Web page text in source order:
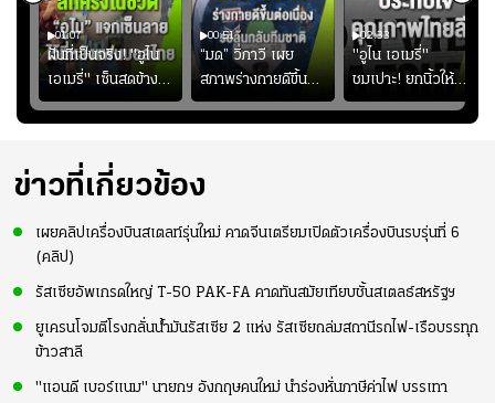
01:07
ฝันที่เป็นจริง! "อูไน
เอเมรี่" เซ็นสดข้าง
รอยสักบนแผ่นหลัง
"คุณเต๊ะ" แฟนพันธุ์
00:51
“มด” วิภาวี เผย
สภาพร่างกายดีขึ้น
อย่างต่อเนื่อง พร้อม
พยายามลงสนามให้
ความมั่นใจ
02:33
"อูไน เอเมรี่"
ชมเปาะ! ยกนิ้วให้
แท็กติกบีจี แฮปปี้
สุดๆ กับการเยือนไทย
ข่าวที่เกี่ยวข้อง
เผยคลิปเครื่องบินสเตลท์รุ่นใหม่ คาดจีนเตรียมเปิดตัวเครื่องบินรบรุ่นที่ 6
(คลิป)
รัสเซียอัพเกรดใหญ่ T-50 PAK-FA คาดทันสมัยเทียบชั้นสเตลธ์สหรัฐฯ
ยูเครนโจมตีโรงกลั่นน้ำมันรัสเซีย 2 แห่ง รัสเซียถล่มสถานีรถไฟ-เรือบรรทุก
ข้าวสาลี
"แอนดี เบอร์แนม" นายกฯ อังกฤษคนใหม่ นำร่องหั่นภาษีค่าไฟ บรรเทา